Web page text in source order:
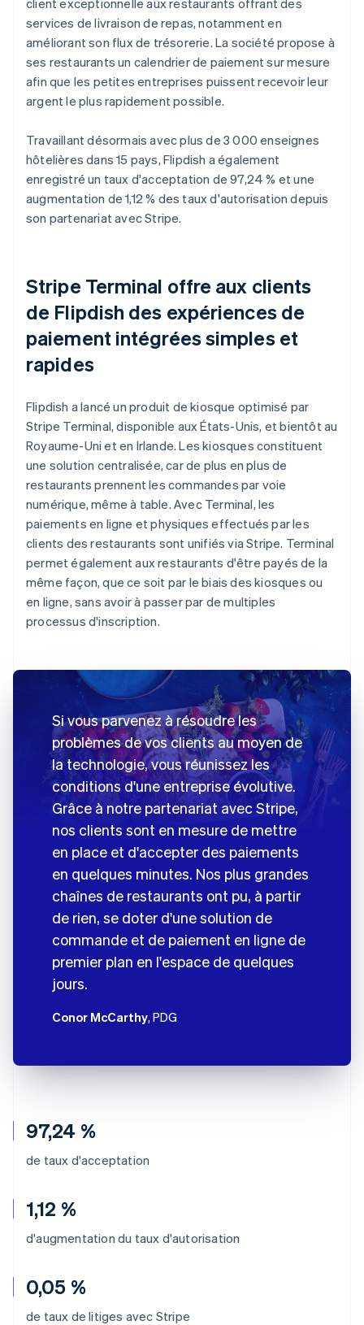
97,24 %
de taux d'acceptation
1,12 %
d'augmentation du taux d'autorisation
0,05 %
de taux de litiges avec Stripe
services de livraison de repas, notamment en
améliorant son flux de trésorerie. La société propose à
ses restaurants un calendrier de paiement sur mesure
afin que les petites entreprises puissent recevoir leur
argent le plus rapidement possible.
Travaillant désormais avec plus de 3 000 enseignes
hôtelières dans 15 pays, Flipdish a également
enregistré un taux d'acceptation de 97,24 % et une
augmentation de 1,12 % des taux d'autorisation depuis
son partenariat avec Stripe.
Stripe Terminal offre aux clients
de Flipdish des expériences de
paiement intégrées simples et
rapides
Flipdish a lancé un produit de kiosque optimisé par
Stripe Terminal, disponible aux États-Unis, et bientôt au
Royaume-Uni et en Irlande. Les kiosques constituent
une solution centralisée, car de plus en plus de
restaurants prennent les commandes par voie
numérique, même à table. Avec Terminal, les
paiements en ligne et physiques effectués par les
clients des restaurants sont unifiés via Stripe. Terminal
permet également aux restaurants d'être payés de la
même façon, que ce soit par le biais des kiosques ou
en ligne, sans avoir à passer par de multiples
processus d'inscription.
Si vous parvenez à résoudre les
problèmes de vos clients au moyen de
la technologie, vous réunissez les
conditions d'une entreprise évolutive.
Grâce à notre partenariat avec Stripe,
nos clients sont en mesure de mettre
en place et d'accepter des paiements
en quelques minutes. Nos plus grandes
chaînes de restaurants ont pu, à partir
de rien, se doter d'une solution de
commande et de paiement en ligne de
premier plan en l'espace de quelques
jours.
Conor McCarthy, PDG